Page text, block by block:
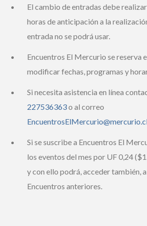
El cambio de entradas debe
48 horas de anticipación a la
cuya entrada no se podrá usar.
Encuentros El Mercurio se reserva
modificar fechas, programas y
Si necesita asistencia en línea
227536363o al correo
Si se suscribe a Encuentros El
todos los eventos del mes por UF
primer mes) y con ello podrá,
todos los Encuentros anteriores.